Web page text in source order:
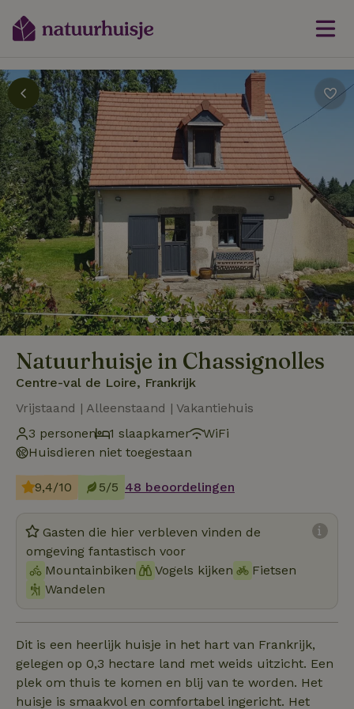
Natuurhuisje in Chassignolles
Centre-val de Loire, Frankrijk
Vrijstaand | Alleenstaand | Vakantiehuis
3 personen
1 slaapkamer
WiFi
Huisdieren niet toegestaan
9,4/10 5/5 48 beoordelingen
Gasten die hier verbleven vinden de
omgeving fantastisch voor
Mountainbiken
Vogels kijken
Fietsen
Wandelen
Dit is een heerlijk huisje in het hart van Frankrijk,
gelegen op 0,3 hectare land met weids uitzicht. Een
plek om thuis te komen en blij van te worden. Het
huisje is smaakvol en comfortabel ingericht. Het